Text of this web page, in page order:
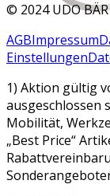
© 2024 UDO
AGBImpressum
Einstellungen
1) Aktion gültig
ausgeschlossen
Mobilität,
„Best Price“